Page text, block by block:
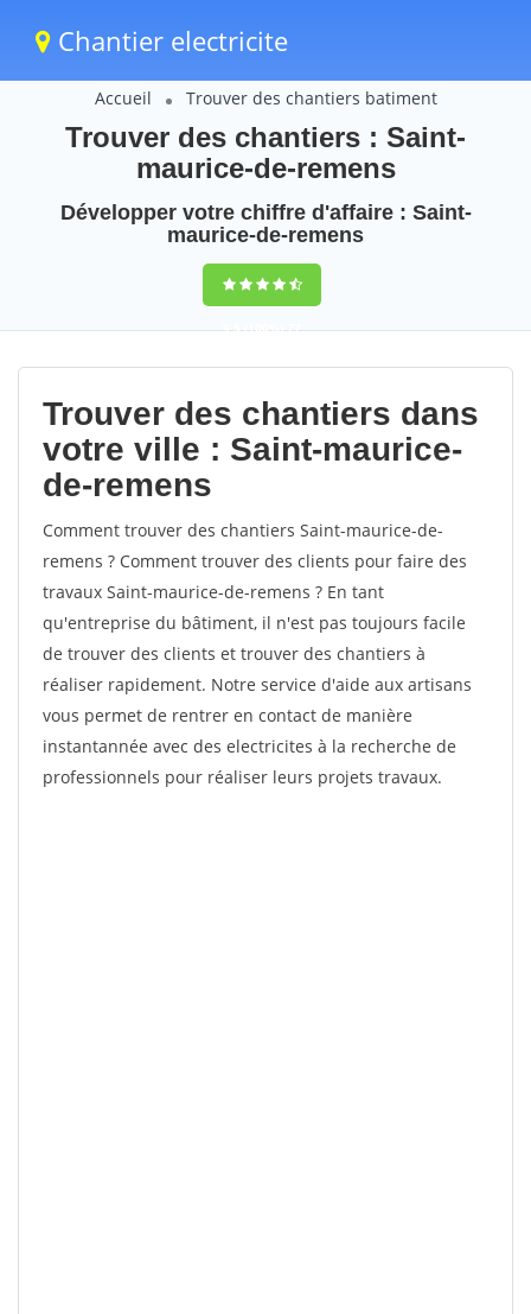
Chantier electricite
Accueil Trouver des chantiers batiment
Trouver des chantiers : Saint-
maurice-de-remens
Développer votre chiffre d'affaire : Saint-
maurice-de-remens
9,5(100%)77
votes
Trouver des chantiers dans
votre ville : Saint-maurice-
de-remens
Comment trouver des chantiers Saint-maurice-de-
remens ? Comment trouver des clients pour faire des
travaux Saint-maurice-de-remens ? En tant
qu'entreprise du bâtiment, il n'est pas toujours facile
de trouver des clients et trouver des chantiers à
réaliser rapidement. Notre service d'aide aux artisans
vous permet de rentrer en contact de manière
instantannée avec des electricites à la recherche de
professionnels pour réaliser leurs projets travaux.